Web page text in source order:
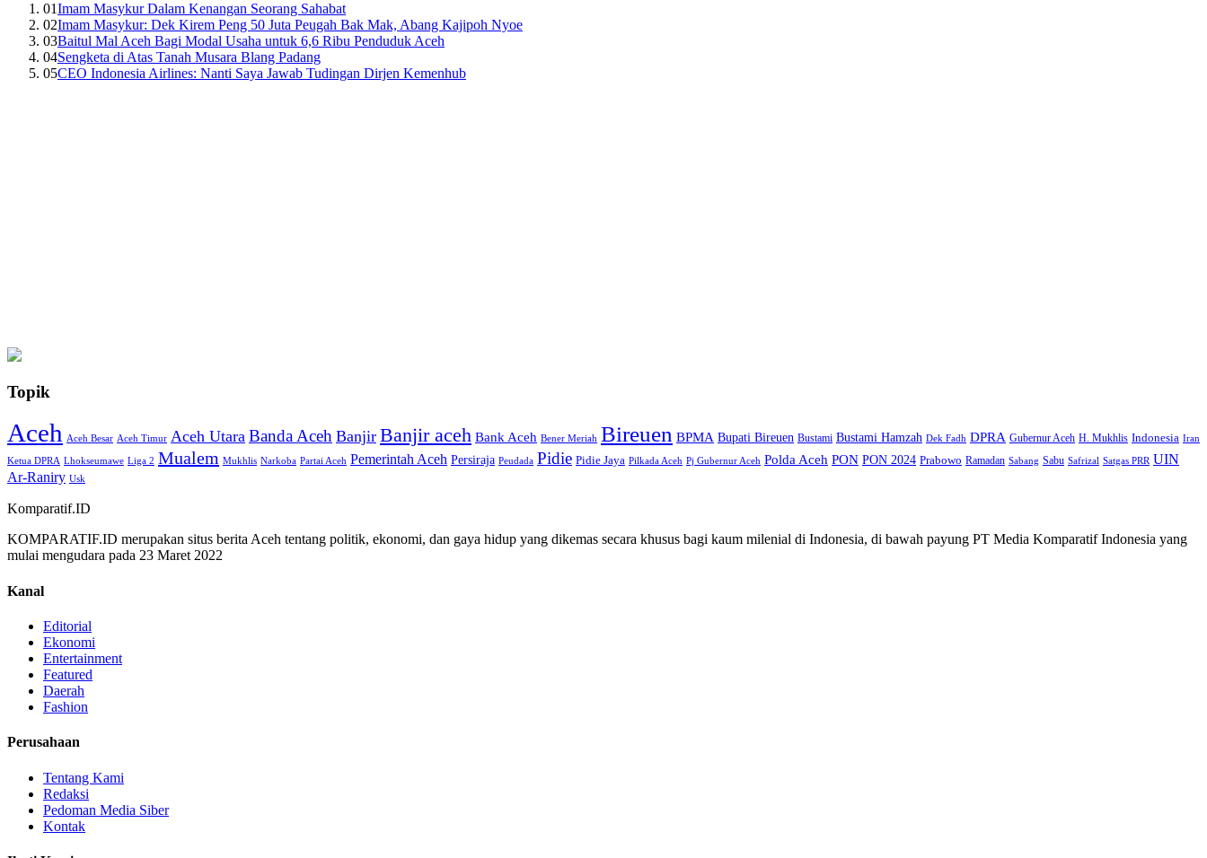
01Imam Masykur Dalam Kenangan Seorang Sahabat
02Imam Masykur: Dek Kirem Peng 50 Juta Peugah Bak Mak, Abang Kajipoh Nyoe
03Baitul Mal Aceh Bagi Modal Usaha untuk 6,6 Ribu Penduduk Aceh
04Sengketa di Atas Tanah Musara Blang Padang
05CEO Indonesia Airlines: Nanti Saya Jawab Tudingan Dirjen Kemenhub
Topik
Aceh Aceh Besar Aceh Timur Aceh Utara Banda Aceh Banjir Banjir aceh Bank Aceh Bener Meriah Bireuen BPMA Bupati Bireuen Bustami Bustami Hamzah Dek Fadh DPRA Gubernur Aceh H. Mukhlis Indonesia Iran
Ketua DPRA Lhokseumawe Liga 2 Mualem Mukhlis Narkoba Partai Aceh Pemerintah Aceh Persiraja Peudada Pidie Pidie Jaya Pilkada Aceh Pj Gubernur Aceh Polda Aceh PON PON 2024 Prabowo Ramadan Sabang Sabu Safrizal Satgas PRR UIN
Ar-Raniry Usk
Komparatif.ID
KOMPARATIF.ID merupakan situs berita Aceh tentang politik, ekonomi, dan gaya hidup yang dikemas secara khusus bagi kaum milenial di Indonesia, di bawah payung PT Media Komparatif Indonesia yang
mulai mengudara pada 23 Maret 2022
Kanal
Editorial
Ekonomi
Entertainment
Featured
Daerah
Fashion
Perusahaan
Tentang Kami
Redaksi
Pedoman Media Siber
Kontak